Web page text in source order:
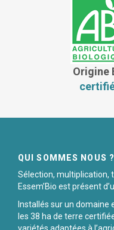
Origine
QUI SOMMES NOUS ?
Sélection, multiplication,
Essem’Bio est présent
Installés sur un domaine
les 38 ha de terre